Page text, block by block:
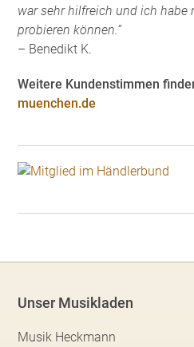
war sehr hilfreich und ich habe
probieren können.“
– Benedikt K.
Weitere Kundenstimmen
muenchen.de
Unser Musikladen
Musik Heckmann